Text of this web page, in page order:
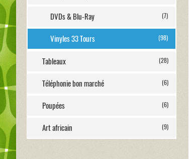
DVDs & Blu-Ray (7)
Vinyles 33 Tours (98)
Tableaux (28)
Téléphonie bon marché (6)
Poupées (6)
Art africain (9)